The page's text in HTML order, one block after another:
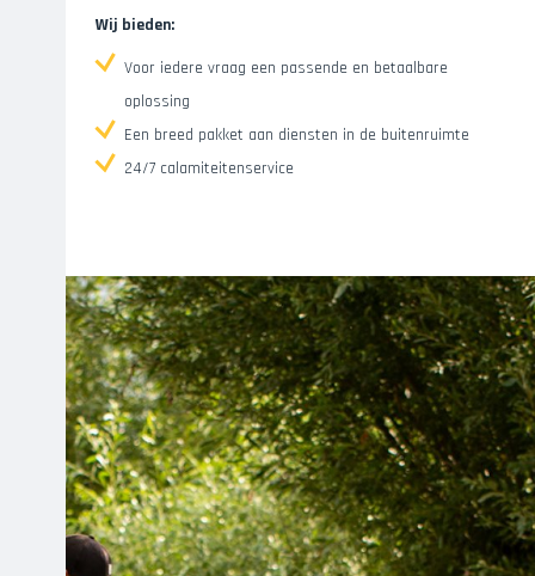
Wij bieden:
Voor iedere vraag een passende en betaalbare
oplossing
Een breed pakket aan diensten in de buitenruimte
24/7 calamiteitenservice